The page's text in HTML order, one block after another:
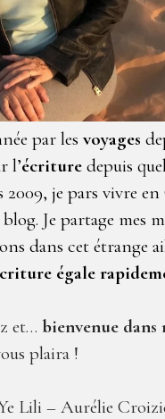
par les voyages
l’écriture depuis
je pars vivre
Je partage mes
dans cet étrange
égale
et… bienvenue dans
plaira !
Lili – Aurélie